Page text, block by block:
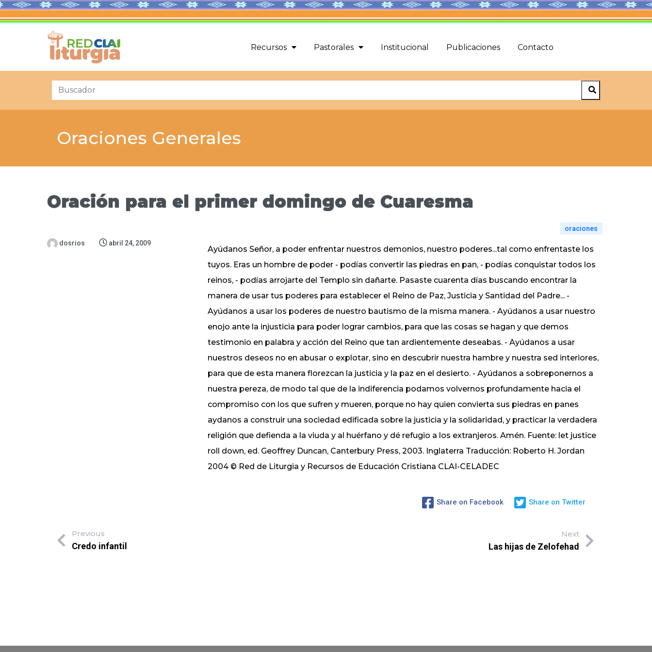
Recursos Pastorales Institucional Publicaciones Contacto
Oraciones Generales
Oración para el primer domingo de Cuaresma
dosrios abril 24, 2009
oraciones
Ayúdanos Señor, a poder enfrentar nuestros demonios, nuestro poderes...tal como enfrentaste los
tuyos. Eras un hombre de poder - podías convertir las piedras en pan, - podías conquistar todos los
reinos, - podías arrojarte del Templo sin dañarte. Pasaste cuarenta días buscando encontrar la
manera de usar tus poderes para establecer el Reino de Paz, Justicia y Santidad del Padre... -
Ayúdanos a usar los poderes de nuestro bautismo de la misma manera. - Ayúdanos a usar nuestro
enojo ante la injusticia para poder lograr cambios, para que las cosas se hagan y que demos
testimonio en palabra y acción del Reino que tan ardientemente deseabas. - Ayúdanos a usar
nuestros deseos no en abusar o explotar, sino en descubrir nuestra hambre y nuestra sed interiores,
para que de esta manera florezcan la justicia y la paz en el desierto. - Ayúdanos a sobreponernos a
nuestra pereza, de modo tal que de la indiferencia podamos volvernos profundamente hacia el
compromiso con los que sufren y mueren, porque no hay quien convierta sus piedras en panes
aydanos a construir una sociedad edificada sobre la justicia y la solidaridad, y practicar la verdadera
religión que defienda a la viuda y al huérfano y dé refugio a los extranjeros. Amén. Fuente: let justice
roll down, ed. Geoffrey Duncan, Canterbury Press, 2003. Inglaterra Traducción: Roberto H. Jordan
2004 © Red de Liturgia y Recursos de Educación Cristiana CLAI-CELADEC
Share on Facebook Share on Twitter
Previous
Credo infantil
Next
Las hijas de Zelofehad